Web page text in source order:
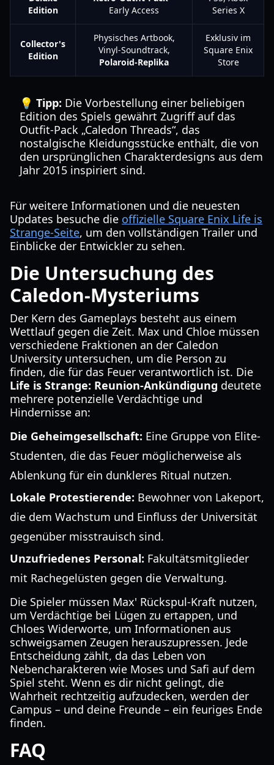
Edition
Early Access
Series X
Collector's
Edition
Physisches Artbook,
Vinyl-Soundtrack,
Polaroid-Replika
Exklusiv im
Square Enix
Store
💡 Tipp: Die Vorbestellung einer beliebigen
Edition des Spiels gewährt Zugriff auf das
Outfit-Pack „Caledon Threads“, das
nostalgische Kleidungsstücke enthält, die von
den ursprünglichen Charakterdesigns aus dem
Jahr 2015 inspiriert sind.
Für weitere Informationen und die neuesten
Updates besuche die offizielle Square Enix Life is
Strange-Seite, um den vollständigen Trailer und
Einblicke der Entwickler zu sehen.
Die Untersuchung des
Caledon-Mysteriums
Der Kern des Gameplays besteht aus einem
Wettlauf gegen die Zeit. Max und Chloe müssen
verschiedene Fraktionen an der Caledon
University untersuchen, um die Person zu
finden, die für das Feuer verantwortlich ist. Die
Life is Strange: Reunion-Ankündigung deutete
mehrere potenzielle Verdächtige und
Hindernisse an:
Die Geheimgesellschaft: Eine Gruppe von Elite-
Studenten, die das Feuer möglicherweise als
Ablenkung für ein dunkleres Ritual nutzen.
Lokale Protestierende: Bewohner von Lakeport,
die dem Wachstum und Einfluss der Universität
gegenüber misstrauisch sind.
Unzufriedenes Personal: Fakultätsmitglieder
mit Rachegelüsten gegen die Verwaltung.
Die Spieler müssen Max' Rückspul-Kraft nutzen,
um Verdächtige bei Lügen zu ertappen, und
Chloes Widerworte, um Informationen aus
schweigsamen Zeugen herauszupressen. Jede
Entscheidung zählt, da das Leben von
Nebencharakteren wie Moses und Safi auf dem
Spiel steht. Wenn es dir nicht gelingt, die
Wahrheit rechtzeitig aufzudecken, werden der
Campus – und deine Freunde – ein feuriges Ende
finden.
FAQ